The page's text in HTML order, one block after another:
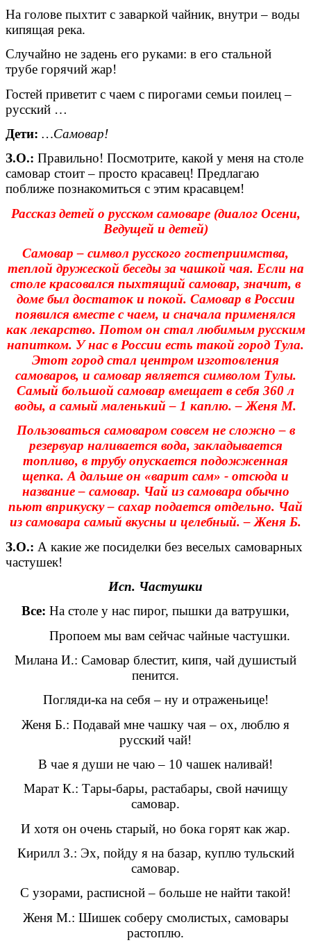
На голове пыхтит с заваркой чайник, внутри – воды
кипящая река.
Случайно не задень его руками: в его стальной
трубе горячий жар!
Гостей приветит с чаем с пирогами семьи поилец –
русский …
Дети: …Самовар!
З.О.: Правильно! Посмотрите, какой у меня на столе
самовар стоит – просто красавец! Предлагаю
поближе познакомиться с этим красавцем!
Рассказ детей о русском самоваре (диалог Осени,
Ведущей и детей)
Самовар – символ русского гостеприимства,
теплой дружеской беседы за чашкой чая. Если на
столе красовался пыхтящий самовар, значит, в
доме был достаток и покой. Самовар в России
появился вместе с чаем, и сначала применялся
как лекарство. Потом он стал любимым русским
напитком. У нас в России есть такой город Тула.
Этот город стал центром изготовления
самоваров, и самовар является символом Тулы.
Самый большой самовар вмещает в себя 360 л
воды, а самый маленький – 1 каплю. – Женя М.
Пользоваться самоваром совсем не сложно – в
резервуар наливается вода, закладывается
топливо, в трубу опускается подожженная
щепка. А дальше он «варит сам» - отсюда и
название – самовар. Чай из самовара обычно
пьют вприкуску – сахар подается отдельно. Чай
из самовара самый вкусны и целебный. – Женя Б.
З.О.: А какие же посиделки без веселых самоварных
частушек!
Исп. Частушки
Все: На столе у нас пирог, пышки да ватрушки,
Пропоем мы вам сейчас чайные частушки.
Милана И.: Самовар блестит, кипя, чай душистый
пенится.
Погляди-ка на себя – ну и отраженьице!
Женя Б.: Подавай мне чашку чая – ох, люблю я
русский чай!
В чае я души не чаю – 10 чашек наливай!
Марат К.: Тары-бары, растабары, свой начищу
самовар.
И хотя он очень старый, но бока горят как жар.
Кирилл З.: Эх, пойду я на базар, куплю тульский
самовар.
С узорами, расписной – больше не найти такой!
Женя М.: Шишек соберу смолистых, самовары
растоплю.